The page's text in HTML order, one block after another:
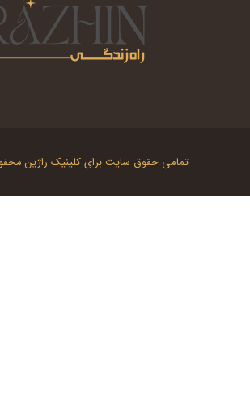
تمامی حقوق سایت برای کلینیک راژین